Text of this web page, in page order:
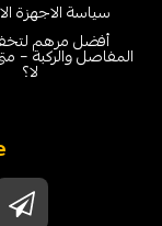
سياسة الاجهزة
أفضل مرهم
المفاصل والركبة –
لا؟